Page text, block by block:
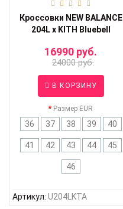
Кроссовки NEW BALANCE
204L x KITH Bluebell
16990 руб.
24000 руб.
В КОРЗИНУ
Размер EUR
36 37 38 39 40
41 42 43 44 45
46
Артикул: U204LKTA